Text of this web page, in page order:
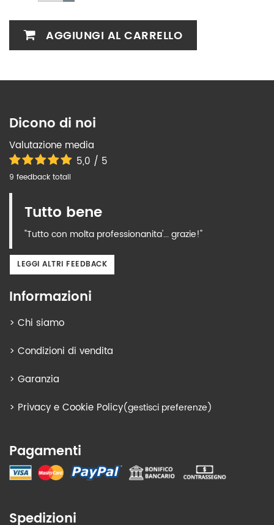
AGGIUNGI AL CARRELLO
Dicono di noi
Valutazione media
5,0 / 5
9 feedback totali
Tutto bene
"Tutto con molta professionanita'... grazie!"
LEGGI ALTRI FEEDBACK
Informazioni
> Chi siamo
> Condizioni di vendita
> Garanzia
> Privacy e Cookie Policy(gestisci preferenze)
Pagamenti
Spedizioni